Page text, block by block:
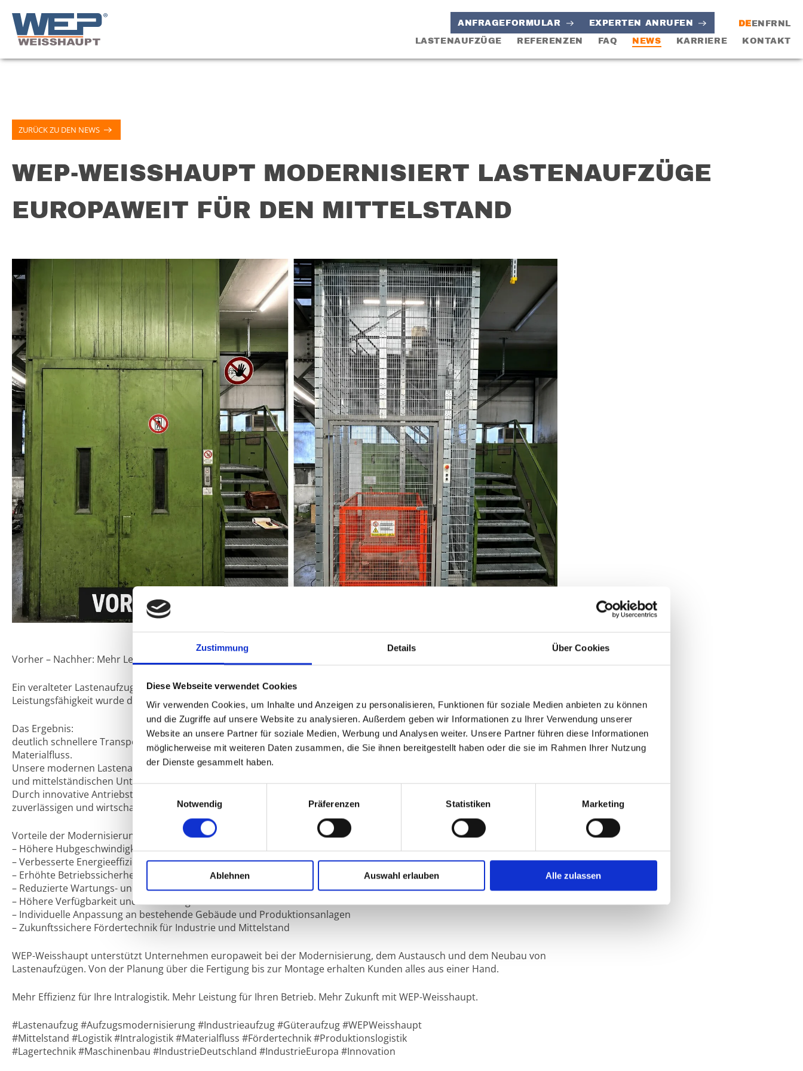
Zustimmung Details Über Cookies
Diese Webseite verwendet Cookies
Wir verwenden Cookies, um Inhalte und Anzeigen zu personalisieren, Funktionen für soziale Medien anbieten zu können
und die Zugriffe auf unsere Website zu analysieren. Außerdem geben wir Informationen zu Ihrer Verwendung unserer
Website an unsere Partner für soziale Medien, Werbung und Analysen weiter. Unsere Partner führen diese Informationen
möglicherweise mit weiteren Daten zusammen, die Sie ihnen bereitgestellt haben oder die sie im Rahmen Ihrer Nutzung
der Dienste gesammelt haben.
Notwendig
Präferenzen Statistiken Marketing
Ablehnen Auswahl erlauben Alle zulassen
ANFRAGEFORMULAR EXPERTEN ANRUFEN DE EN FR NL
LASTENAUFZÜGE
REFERENZEN FAQ NEWS KARRIERE KONTAKT
ZURÜCK ZU DEN NEWS
WEP-WEISSHAUPT MODERNISIERT LASTENAUFZÜGE
EUROPAWEIT FÜR DEN MITTELSTAND
Vorher – Nachher: Mehr Leistung, mehr Sicherheit, mehr Effizienz
Ein veralteter Lastenaufzug mit langsamer Hubgeschwindigkeit, erhöhtem Wartungsaufwand und eingeschränkter
Leistungsfähigkeit wurde durch einen modernen Lastenaufzug von WEP-Weisshaupt ersetzt.
Das Ergebnis:
deutlich schnellere Transportprozesse, höhere Betriebssicherheit und eine spürbare Effizienzsteigerung im täglichen
Materialfluss.
Unsere modernen Lastenaufzüge sind speziell auf die Anforderungen von Industrie, Produktion, Logistik, Lagerwirtschaft
und mittelständischen Unternehmen ausgelegt.
Durch innovative Antriebstechnik, optimierte Hubgeschwindigkeiten und robuste Konstruktionen ermöglichen sie einen
zuverlässigen und wirtschaftlichen Waren- und Materialtransport über viele Jahre.
Vorteile der Modernisierung mit WEP-Weisshaupt
– Höhere Hubgeschwindigkeit für schnellere Prozesse
– Verbesserte Energieeffizienz
– Erhöhte Betriebssicherheit nach aktuellen Standards
– Reduzierte Wartungs- und Betriebskosten
– Höhere Verfügbarkeit und Zuverlässigkeit
– Individuelle Anpassung an bestehende Gebäude und Produktionsanlagen
– Zukunftssichere Fördertechnik für Industrie und Mittelstand
WEP-Weisshaupt unterstützt Unternehmen europaweit bei der Modernisierung, dem Austausch und dem Neubau von
Lastenaufzügen. Von der Planung über die Fertigung bis zur Montage erhalten Kunden alles aus einer Hand.
Mehr Effizienz für Ihre Intralogistik. Mehr Leistung für Ihren Betrieb. Mehr Zukunft mit WEP-Weisshaupt.
#Lastenaufzug #Aufzugsmodernisierung #Industrieaufzug #Güteraufzug #WEPWeisshaupt
#Mittelstand #Logistik #Intralogistik #Materialfluss #Fördertechnik #Produktionslogistik
#Lagertechnik #Maschinenbau #IndustrieDeutschland #IndustrieEuropa #Innovation